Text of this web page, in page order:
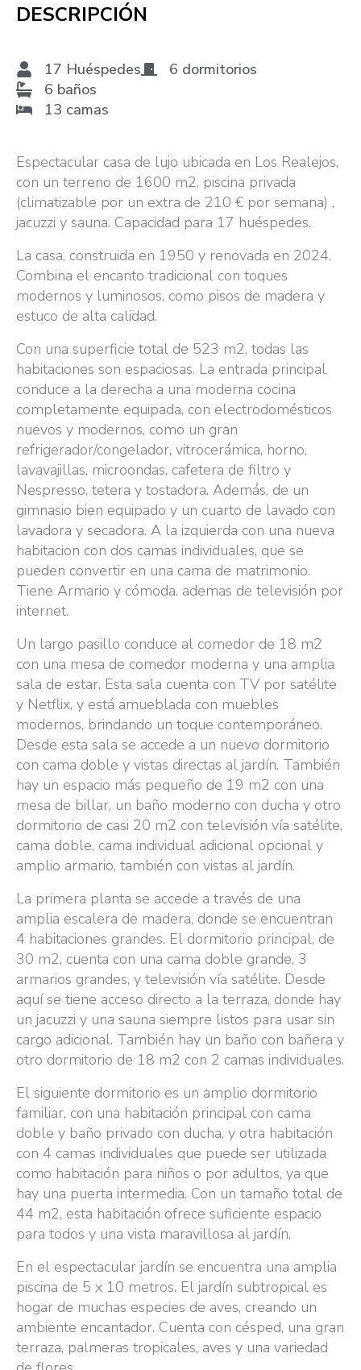
DESCRIPCIÓN
17 Huéspedes
6 baños
6 dormitorios
13 camas
Espectacular casa de lujo ubicada en Los Realejos,
con un terreno de 1600 m2, piscina privada
(climatizable por un extra de 210 € por semana) ,
jacuzzi y sauna. Capacidad para 17 huéspedes.
La casa, construida en 1950 y renovada en 2024.
Combina el encanto tradicional con toques
modernos y luminosos, como pisos de madera y
estuco de alta calidad.
Con una superficie total de 523 m2, todas las
habitaciones son espaciosas. La entrada principal
conduce a la derecha a una moderna cocina
completamente equipada, con electrodomésticos
nuevos y modernos, como un gran
refrigerador/congelador, vitrocerámica, horno,
lavavajillas, microondas, cafetera de filtro y
Nespresso, tetera y tostadora. Además, de un
gimnasio bien equipado y un cuarto de lavado con
lavadora y secadora. A la izquierda con una nueva
habitacion con dos camas individuales, que se
pueden convertir en una cama de matrimonio.
Tiene Armario y cómoda. ademas de televisión por
internet.
Un largo pasillo conduce al comedor de 18 m2
con una mesa de comedor moderna y una amplia
sala de estar. Esta sala cuenta con TV por satélite
y Netflix, y está amueblada con muebles
modernos, brindando un toque contemporáneo.
Desde esta sala se accede a un nuevo dormitorio
con cama doble y vistas directas al jardín. También
hay un espacio más pequeño de 19 m2 con una
mesa de billar, un baño moderno con ducha y otro
dormitorio de casi 20 m2 con televisión vía satélite,
cama doble, cama individual adicional opcional y
amplio armario, también con vistas al jardín.
La primera planta se accede a través de una
amplia escalera de madera, donde se encuentran
4 habitaciones grandes. El dormitorio principal, de
30 m2, cuenta con una cama doble grande, 3
armarios grandes, y televisión vía satélite. Desde
aquí se tiene acceso directo a la terraza, donde hay
un jacuzzi y una sauna siempre listos para usar sin
cargo adicional. También hay un baño con bañera y
otro dormitorio de 18 m2 con 2 camas individuales.
El siguiente dormitorio es un amplio dormitorio
familiar, con una habitación principal con cama
doble y baño privado con ducha, y otra habitación
con 4 camas individuales que puede ser utilizada
como habitación para niños o por adultos, ya que
hay una puerta intermedia. Con un tamaño total de
44 m2, esta habitación ofrece suficiente espacio
para todos y una vista maravillosa al jardín.
En el espectacular jardín se encuentra una amplia
piscina de 5 x 10 metros. El jardín subtropical es
hogar de muchas especies de aves, creando un
ambiente encantador. Cuenta con césped, una gran
terraza, palmeras tropicales, aves y una variedad